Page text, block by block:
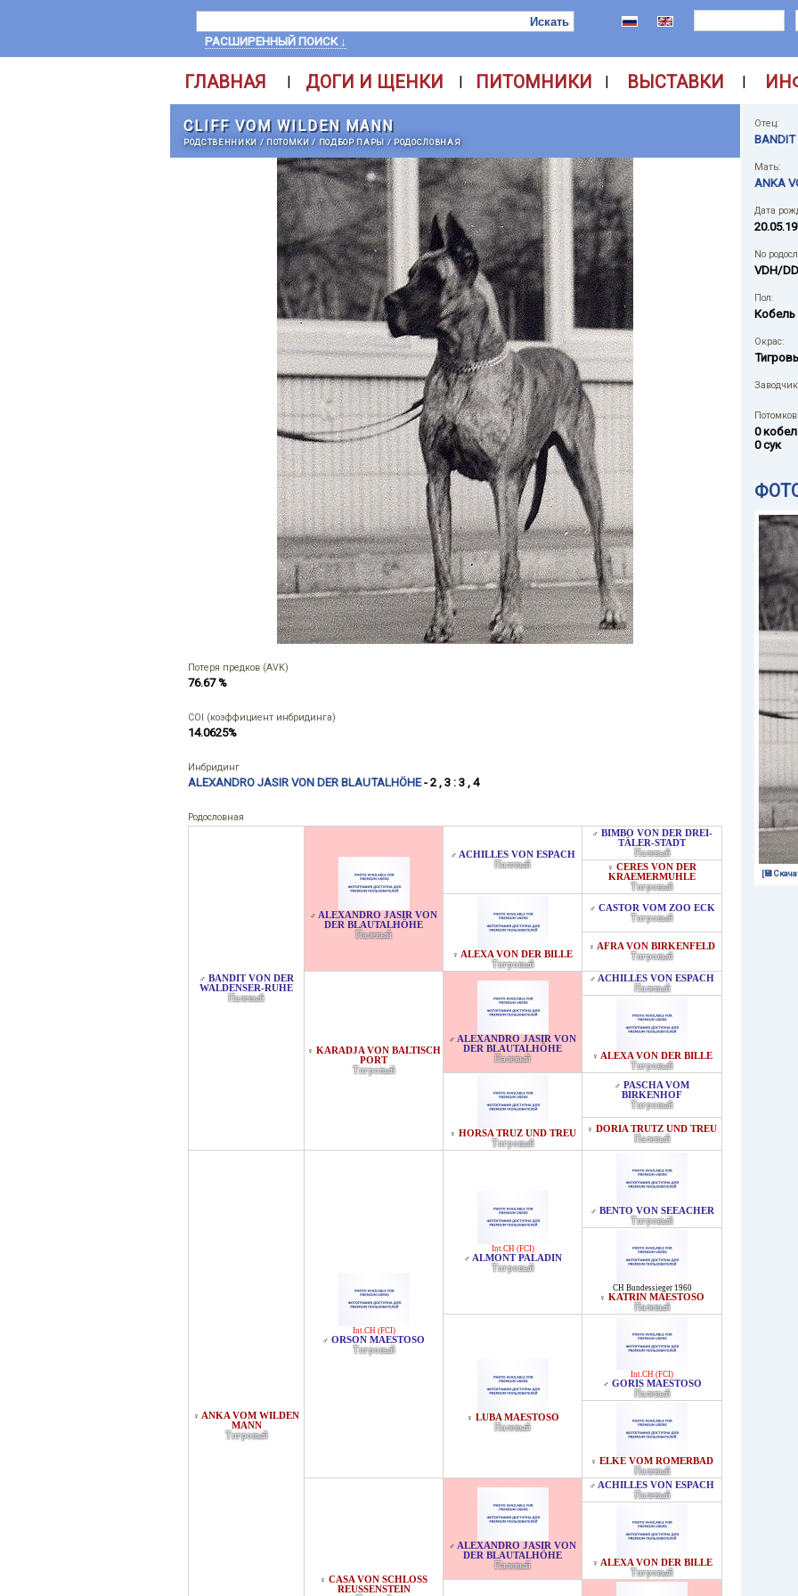
РАСШИРЕННЫЙ ПОИСК ↓
ГЛАВНАЯ | ДОГИ И ЩЕНКИ | ПИТОМНИКИ | ВЫСТАВКИ |
CLIFF VOM WILDEN MANN
РОДСТВЕННИКИ / ПОТОМКИ/ ПОДБОР ПАРЫ / РОДОСЛОВНАЯ
Потеря предков (AVK)
76.67 %
COI (коэффициент инбридинга)
14.0625%
Инбридинг
ALEXANDRO JASIR VON DER BLAUTALHÖHE- 2 , 3 : 3 , 4
Родословная
♂ BANDIT VON DER
WALDENSER-RUHE
Палевый
♂ ALEXANDRO JASIR VON
DER BLAUTALHÖHE
Палевый
♂ ACHILLES VON ESPACH
Палевый
♂ BIMBO VON DER DREI-
TÄLER-STADT
Палевый
♀ CERES VON DER
KRAEMERMUHLE
Тигровый
♀ ALEXA VON DER BILLE
Тигровый
♂ CASTOR VOM ZOO ECK
Тигровый
♀ AFRA VON BIRKENFELD
Тигровый
♀ KARADJA VON BALTISCH
PORT
Тигровый
♂ ALEXANDRO JASIR VON
DER BLAUTALHÖHE
Палевый
♂ ACHILLES VON ESPACH
Палевый
♀ ALEXA VON DER BILLE
Тигровый
♀ HORSA TRUZ UND TREU
Тигровый
♂ PASCHA VOM
BIRKENHOF
Тигровый
♀ DORIA TRUTZ UND TREU
Палевый
♀ ANKA VOM WILDEN
MANN
Тигровый
Int.CH (FCI)
♂ ORSON MAESTOSO
Тигровый
Int.CH (FCI)
♂ ALMONT PALADIN
Тигровый
♂ BENTO VON SEEACHER
Тигровый
CH Bundessieger 1960
♀ KATRIN MAESTOSO
Палевый
♀ LUBA MAESTOSO
Палевый
Int.CH (FCI)
♂ GORIS MAESTOSO
Палевый
♀ ELKE VOM ROMERBAD
Палевый
♀ CASA VON SCHLOSS R
EUSSENSTEIN
♂ ALEXANDRO JASIR VON
DER BLAUTALHÖHE
Палевый
♂ ACHILLES VON ESPACH
Палевый
♀ ALEXA VON DER BILLE
Тигровый
Отец:
BANDIT
Мать:
ANKA
Дата
No
VDH/
Пол:
Кобель
Окрас:
0
0 сук
[💾